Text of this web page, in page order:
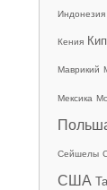
Индонезия
Кения
Маврикий
Мексика
Сейшелы
США